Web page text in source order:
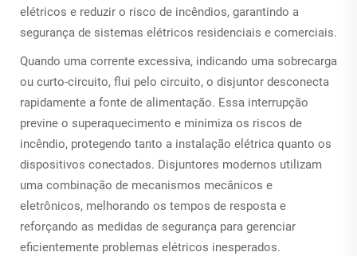
elétricos e reduzir o risco de incêndios, garantindo a
segurança de sistemas elétricos residenciais e comerciais.
Quando uma corrente excessiva, indicando uma sobrecarga
ou curto-circuito, flui pelo circuito, o disjuntor desconecta
rapidamente a fonte de alimentação. Essa interrupção
previne o superaquecimento e minimiza os riscos de
incêndio, protegendo tanto a instalação elétrica quanto os
dispositivos conectados. Disjuntores modernos utilizam
uma combinação de mecanismos mecânicos e
eletrônicos, melhorando os tempos de resposta e
reforçando as medidas de segurança para gerenciar
eficientemente problemas elétricos inesperados.